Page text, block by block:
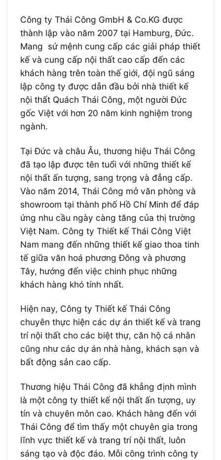
Công ty Thái Công GmbH & Co.KG được
thành lập vào năm 2007 tại Hamburg, Đức.
Mang sứ mệnh cung cấp các giải pháp thiết
kế và cung cấp nội thất cao cấp đến các
khách hàng trên toàn thế giới, đội ngũ sáng
lập công ty được dẫn đầu bởi nhà thiết kế
nội thất Quách Thái Công, một người Đức
gốc Việt với hơn 20 năm kinh nghiệm trong
ngành.
Tại Đức và châu Âu, thương hiệu Thái Công
đã tạo lập được tên tuổi với những thiết kế
nội thất ấn tượng, sang trọng và đẳng cấp.
Vào năm 2014, Thái Công mở văn phòng và
showroom tại thành phố Hồ Chí Minh để đáp
ứng nhu cầu ngày càng tăng của thị trường
Việt Nam. Công ty Thiết kế Thái Công Việt
Nam mang đến những thiết kế giao thoa tinh
tế giữa văn hoá phương Đông và phương
Tây, hướng đến việc chinh phục những
khách hàng khó tính nhất.
Hiện nay, Công ty Thiết kế Thái Công
chuyên thực hiện các dự án thiết kế và trang
trí nội thất cho các biệt thự, căn hộ cá nhân
cũng như các dự án nhà hàng, khách sạn và
bất động sản cao cấp.
Thương hiệu Thái Công đã khẳng định mình
là một công ty thiết kế nội thất ấn tượng, uy
tín và chuyên môn cao. Khách hàng đến với
Thái Công để tìm thấy một chuyên gia trong
lĩnh vực thiết kế và trang trí nội thất, luôn
sáng tạo và độc đáo. Mỗi công trình công ty